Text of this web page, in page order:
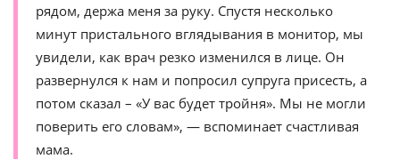
рядом, держа меня за руку. Спустя несколько
минут пристального вглядывания в монитор, мы
увидели, как врач резко изменился в лице. Он
развернулся к нам и попросил супруга присесть, а
потом сказал – «У вас будет тройня». Мы не могли
поверить его словам», — вспоминает счастливая
мама.